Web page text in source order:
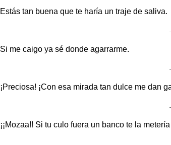
Estás tan buena que te haría un traje de saliva.
Si me caigo ya sé donde agarrarme.
¡Preciosa! ¡Con esa mirada tan dulce me dan
¡¡Mozaa!! Si tu culo fuera un banco te la